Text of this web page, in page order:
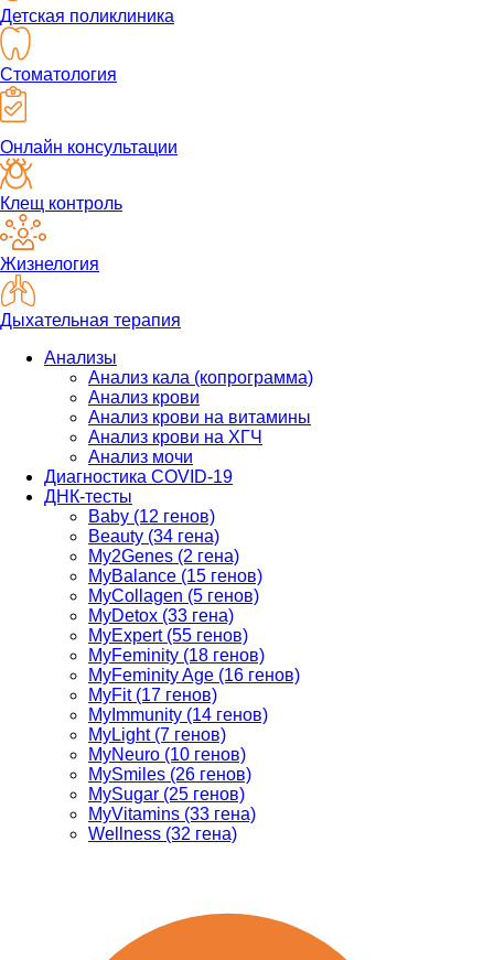
Детская поликлиника
Стоматология
Онлайн консультации
Клещ контроль
Жизнелогия
Дыхательная терапия
Анализы
Анализ кала (копрограмма)
Анализ крови
Анализ крови на витамины
Анализ крови на ХГЧ
Анализ мочи
Диагностика COVID-19
ДНК-тесты
Baby (12 генов)
Beauty (34 гена)
My2Genes (2 гена)
MyBalance (15 генов)
MyCollagen (5 генов)
MyDetox (33 гена)
MyExpert (55 генов)
MyFeminity (18 генов)
MyFeminity Age (16 генов)
MyFit (17 генов)
MyImmunity (14 генов)
MyLight (7 генов)
MyNeuro (10 генов)
MySmiles (26 генов)
MySugar (25 генов)
MyVitamins (33 гена)
Wellness (32 гена)